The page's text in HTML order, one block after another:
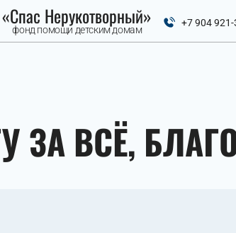
«Спас Нерукотворный»
фонд помощи детским домам
+7 904
ЗА ВСЁ,